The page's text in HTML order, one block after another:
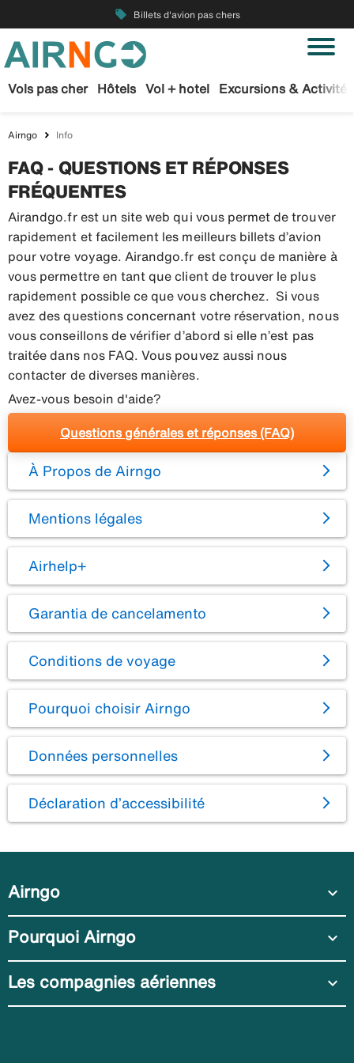
local_offer Billets d'avion pas chers
Vols pas cher Hôtels Vol + hotel Excursions & Activités
Airngo Info
FAQ - QUESTIONS ET RÉPONSES
FRÉQUENTES
Airandgo.fr est un site web qui vous permet de trouver
rapidement et facilement les meilleurs billets d’avion
pour votre voyage. Airandgo.fr est conçu de manière à
vous permettre en tant que client de trouver le plus
rapidement possible ce que vous cherchez. Si vous
avez des questions concernant votre réservation, nous
vous conseillons de vérifier d’abord si elle n’est pas
traitée dans nos FAQ. Vous pouvez aussi nous
contacter de diverses manières.
Avez-vous besoin d'aide?
Questions générales et réponses (FAQ)
À Propos de Airngo
Mentions légales
Airhelp+
Garantia de cancelamento
Conditions de voyage
Pourquoi choisir Airngo
Données personnelles
Déclaration d’accessibilité
Airngo expand_more
Pourquoi Airngo expand_more
Les compagnies aériennes expand_more